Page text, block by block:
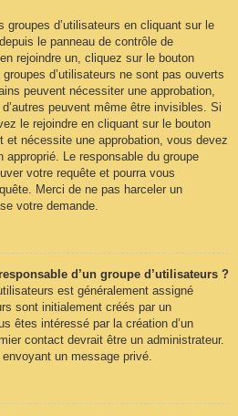
d’utilisateurs en cliquant sur le
le panneau de contrôle de
rejoindre un, cliquez sur le bouton
d’utilisateurs ne sont pas ouverts
peuvent nécessiter une approbation,
peuvent même être invisibles. Si
le rejoindre en cliquant sur le bouton
et nécessite une approbation, vous devez
Le responsable du groupe
votre requête et pourra vous
Merci de ne pas harceler un
votre demande.
d’un groupe d’utilisateurs ?
est généralement assigné
sont initialement créés par un
êtes intéressé par la création d’un
contact devrait être un administrateur.
un message privé.